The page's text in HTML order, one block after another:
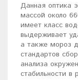
Данная оптика
массой около
имеет класс
выдерживает
а также мороз
стандартов
анализа
стабильности в